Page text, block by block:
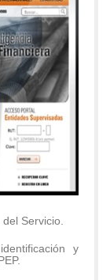
Servicio.
y